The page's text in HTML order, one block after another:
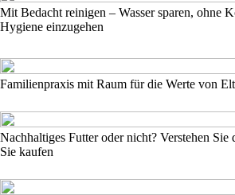
Mit Bedacht reinigen – Wasser sparen, ohne
Hygiene einzugehen
Familienpraxis mit Raum für die Werte von
Nachhaltiges Futter oder nicht? Verstehen Sie
Sie kaufen